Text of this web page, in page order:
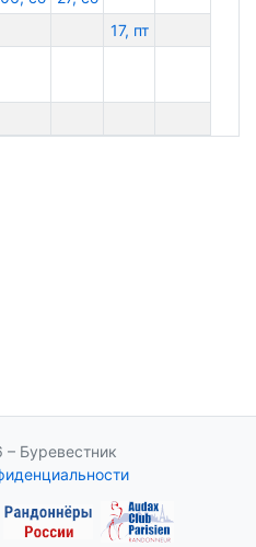
17, пт
Буревестник